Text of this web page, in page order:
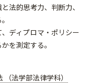
法的思考力、判断力、
ディプロマ・ポリシー
を測定する。
法学部法律学科）